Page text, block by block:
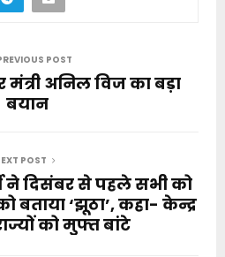
POST
अनिल विज का बड़ा
बयान
POST
ने दिसंबर से पहले सभी को
‘झूठा’, कहा- केन्द्र
को मुफ्त बांटे